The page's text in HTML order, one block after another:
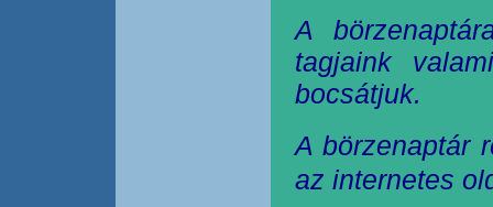
A
tagjaink
bocsátjuk.
A börzenaptár
az internetes